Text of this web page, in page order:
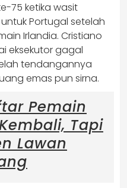
75 ketika wasit
Portugal setelah
Irlandia. Cristiano
eksekutor gagal
tendangannya
emas pun sirna.
Pemain
Tapi
Lawan